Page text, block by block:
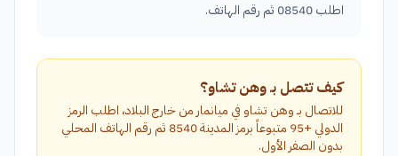
اطلب 08540 ثم رقم الهاتف.
كيف تتصل بـ وهن تشاو؟
للاتصال بـ وهن تشاو في ميانمار من خارج البلاد، اطلب الرمز
الدولي +95 متبوعاً برمز المدينة 8540 ثم رقم الهاتف المحلي
بدون الصفر الأول.